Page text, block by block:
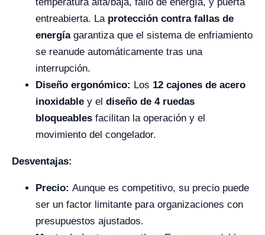
entreabierta. La protección contra fallas de
energíagarantiza que el sistema de enfriamiento
se reanude automáticamente tras una
interrupción.
Diseño ergonómico: Los 12 cajones de acero
inoxidable y el diseño de 4 ruedas
bloqueables facilitan la operación y el
movimiento del congelador.
Desventajas:
Precio: Aunque es competitivo, su precio puede
ser un factor limitante para organizaciones con
presupuestos ajustados.